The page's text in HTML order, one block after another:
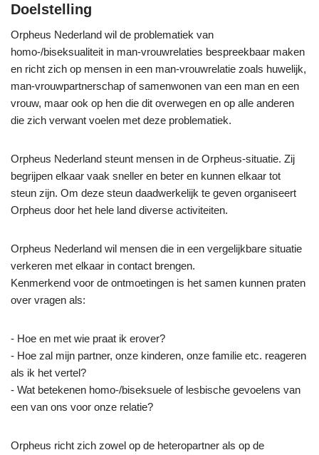
Doelstelling
Orpheus Nederland wil de problematiek van
homo-/biseksualiteit in man-vrouwrelaties bespreekbaar maken
en richt zich op mensen in een man-vrouwrelatie zoals huwelijk,
man-vrouwpartnerschap of samenwonen van een man en een
vrouw, maar ook op hen die dit overwegen en op alle anderen
die zich verwant voelen met deze problematiek.
Orpheus Nederland steunt mensen in de Orpheus-situatie. Zij
begrijpen elkaar vaak sneller en beter en kunnen elkaar tot
steun zijn. Om deze steun daadwerkelijk te geven organiseert
Orpheus door het hele land diverse activiteiten.
Orpheus Nederland wil mensen die in een vergelijkbare situatie
verkeren met elkaar in contact brengen.
Kenmerkend voor de ontmoetingen is het samen kunnen praten
over vragen als:
- Hoe en met wie praat ik erover?
- Hoe zal mijn partner, onze kinderen, onze familie etc. reageren
als ik het vertel?
- Wat betekenen homo-/biseksuele of lesbische gevoelens van
een van ons voor onze relatie?
Orpheus richt zich zowel op de heteropartner als op de